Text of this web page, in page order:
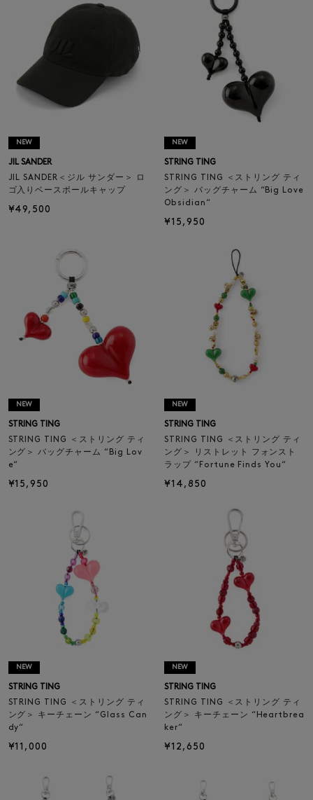
NEW
JIL SANDER
JIL SANDER＜ジル サンダー＞ ロ
ゴ入りベースボールキャップ
¥49,500
NEW
STRING TING
STRING TING ＜ストリング ティ
ング＞ バッグチャーム “Big Love
Obsidian“
¥15,950
NEW
STRING TING
STRING TING ＜ストリング ティ
ング＞ バッグチャーム “Big Lov
e“
¥15,950
NEW
STRING TING
STRING TING ＜ストリング ティ
ング＞ リストレット フォンスト
ラップ “Fortune Finds You“
¥14,850
NEW
STRING TING
STRING TING ＜ストリング ティ
ング＞ キーチェーン “Glass Can
dy“
¥11,000
NEW
STRING TING
STRING TING ＜ストリング ティ
ング＞ キーチェーン “Heartbrea
ker“
¥12,650